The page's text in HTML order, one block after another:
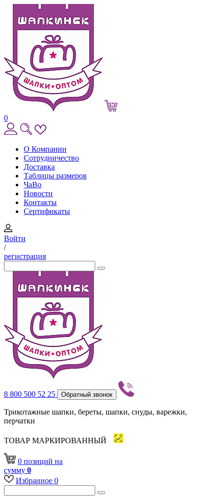
0
О Компании
Сотрудничество
Доставка
Таблицы размеров
ЧаВо
Новости
Контакты
Сертификаты
Войти
/
регистрация
8 800 500 52 25 Обратный звонок
Трикотажные шапки, береты, шапки, снуды, варежки,
перчатки
ТОВАР МАРКИРОВАННЫЙ
0 позиций на
сумму 0
Избранное 0